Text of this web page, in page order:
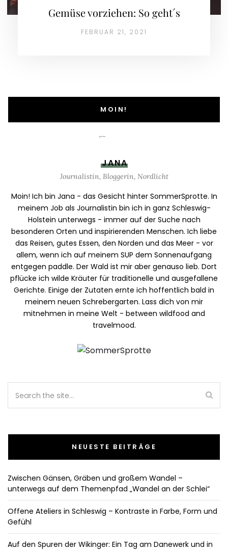
Gemüse vorziehen: So geht´s
FEBRUAR 21, 2021
MOIN!
JANA
Journalistin, Bloggerin, Nordlicht
Moin! Ich bin Jana - das Gesicht hinter SommerSprotte. In
meinem Job als Journalistin bin ich in ganz Schleswig-
Holstein unterwegs - immer auf der Suche nach
besonderen Orten und inspirierenden Menschen. Ich liebe
das Reisen, gutes Essen, den Norden und das Meer - vor
allem, wenn ich auf meinem SUP dem Sonnenaufgang
entgegen paddle. Der Wald ist mir aber genauso lieb. Dort
pflücke ich wilde Kräuter für traditionelle und ausgefallene
Gerichte. Einige der Zutaten ernte ich hoffentlich bald in
meinem neuen Schrebergarten. Lass dich von mir
mitnehmen in meine Welt - between wildfood and
travelmood.
NEUESTE BEITRÄGE
Zwischen Gänsen, Gräben und großem Wandel –
unterwegs auf dem Themenpfad „Wandel an der Schlei“
Offene Ateliers in Schleswig – Kontraste in Farbe, Form und
Gefühl
Auf den Spuren der Wikinger: Ein Tag am Danewerk und in